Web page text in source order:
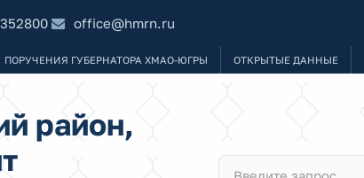
office@hmrn.ru
ПОРУЧЕНИЯ ГУБЕРНАТОРА ХМАО-ЮГРЫ ОТКРЫТЫЕ ДАННЫЕ
район,